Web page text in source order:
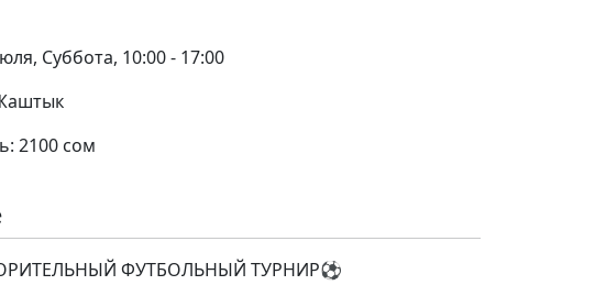
Суббота, 10:00 - 17:00
2100 сом
ФУТБОЛЬНЫЙ ТУРНИР⚽️